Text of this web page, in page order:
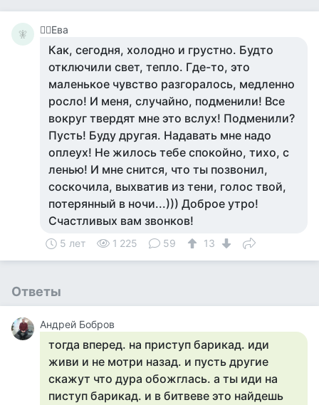
🧚‍ 🧚‍♀️Ева
Как, сегодня, холодно и грустно. Будто
отключили свет, тепло. Где-то, это
маленькое чувство разгоралось, медленно
росло! И меня, случайно, подменили! Все
вокруг твердят мне это вслух! Подменили?
Пусть! Буду другая. Надавать мне надо
оплеух! Не жилось тебе спокойно, тихо, с
ленью! И мне снится, что ты позвонил,
соскочила, выхватив из тени, голос твой,
потерянный в ночи...))) Доброе утро!
Счастливых вам звонков!
5 лет 1 225 59 13
Ответы
Андрей Бобров
тогда вперед. на приступ барикад. иди
живи и не мотри назад. и пусть другие
скажут что дура обожглась. а ты иди на
пиступ барикад. и в битвеве это найдешь